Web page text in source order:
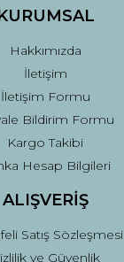
daha pahalı.
Gönder
Hakkımızda
İletişim
İletişim Formu
Bildirim Formu
Kargo Takibi
Hesap Bilgileri
ALIŞVERİŞ
Satış Sözleşmesi
ve Güvenlik